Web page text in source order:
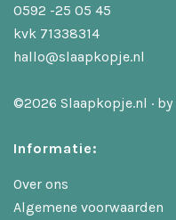
0592 -25 05 45
kvk 71338314
hallo@slaapkopje.nl
©2026 Slaapkopje.nl · by
Informatie:
Over ons
Algemene voorwaarden